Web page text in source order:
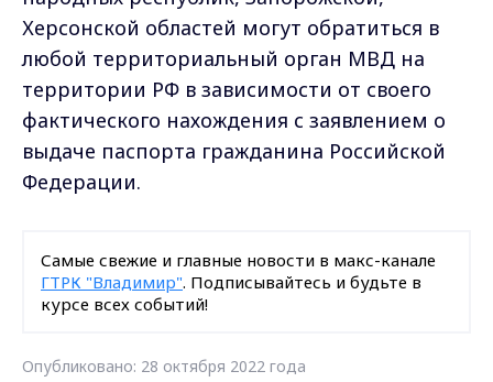
Херсонской областей могут обратиться в
любой территориальный орган МВД на
территории РФ в зависимости от своего
фактического нахождения с заявлением о
выдаче паспорта гражданина Российской
Федерации.
Самые свежие и главные новости в макс-канале
ГТРК "Владимир". Подписывайтесь и будьте в
курсе всех событий!
Опубликовано: 28 октября 2022 года